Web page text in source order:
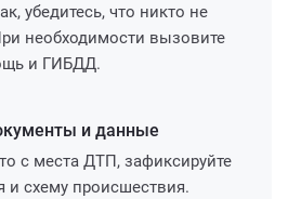
убедитесь, что никто не
необходимости вызовите
и ГИБДД.
и данные
с места ДТП, зафиксируйте
и схему происшествия.